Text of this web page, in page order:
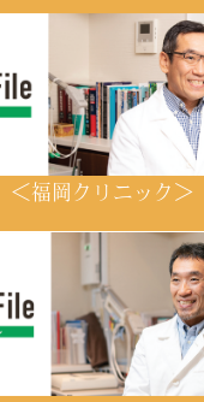
＜福岡クリニック＞